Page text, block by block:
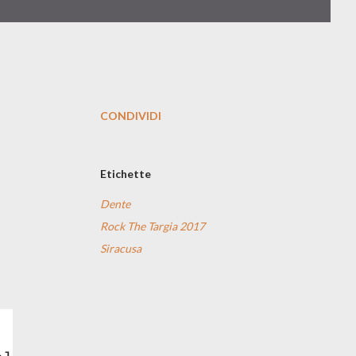
CONDIVIDI
Etichette
Dente
Rock The Targia 2017
Siracusa